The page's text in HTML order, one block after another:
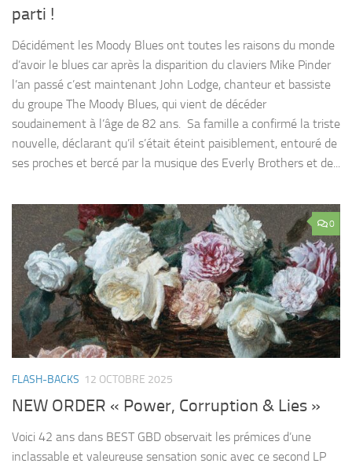
parti !
Décidément les Moody Blues ont toutes les raisons du monde
d’avoir le blues car après la disparition du claviers Mike Pinder
l’an passé c’est maintenant John Lodge, chanteur et bassiste
du groupe The Moody Blues, qui vient de décéder
soudainement à l’âge de 82 ans. Sa famille a confirmé la triste
nouvelle, déclarant qu’il s’était éteint paisiblement, entouré de
ses proches et bercé par la musique des Everly Brothers et de...
0
FLASH-BACKS 12 OCTOBRE 2025
NEW ORDER « Power, Corruption & Lies »
Voici 42 ans dans BEST GBD observait les prémices d’une
inclassable et valeureuse sensation sonic avec ce second LP